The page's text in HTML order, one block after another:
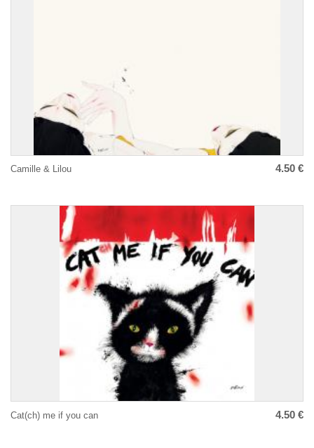
Camille & Lilou 4.50 €
Cat(ch) me if you can 4.50 €